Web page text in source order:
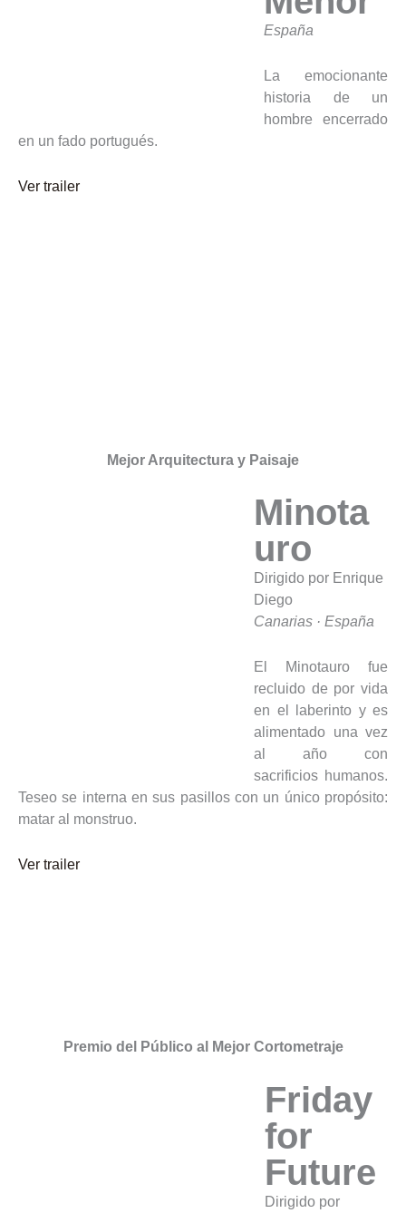
España
La emocionante
historia de un
hombre encerrado
en un fado portugués.
Ver trailer
Mejor Arquitectura y Paisaje
Minota
uro
Dirigido por Enrique
Diego
Canarias · España
El Minotauro fue
recluido de por vida
en el laberinto y es
alimentado una vez
al año con
sacrificios humanos.
Teseo se interna en sus pasillos con un único propósito:
matar al monstruo.
Ver trailer
Premio del Público al Mejor Cortometraje
Friday
for
Future
Dirigido por